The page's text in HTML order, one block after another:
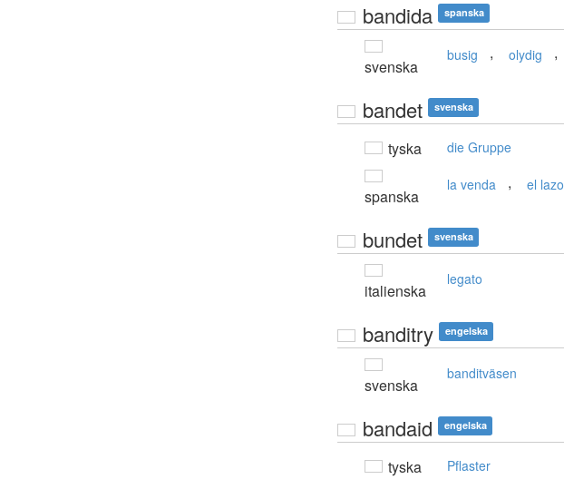
bandida spanska
svenska
busig , olydig ,
bandet svenska
tyska die Gruppe
spanska
la venda , el lazo
bundet svenska
italienska
legato
banditry engelska
svenska
banditväsen
bandaid engelska
tyska Pflaster